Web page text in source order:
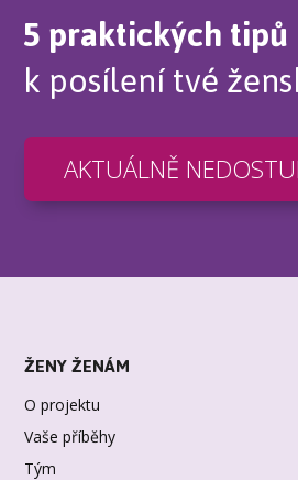
5 praktických tipů
k posílení tvé
AKTUÁLNĚ
ŽENY ŽENÁM
O projektu
Vaše příběhy
Tým